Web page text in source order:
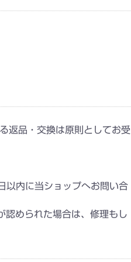
返品・交換は原則としてお受
内に当ショップへお問い合
認められた場合は、修理もし